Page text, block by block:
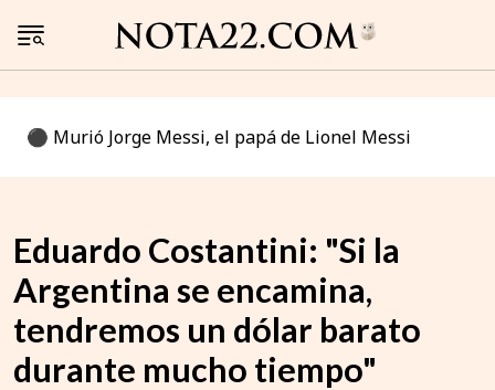
⚫️ Murió Jorge Messi, el papá de Lionel Messi
Eduardo Costantini: "Si la
Argentina se encamina,
tendremos un dólar barato
durante mucho tiempo"